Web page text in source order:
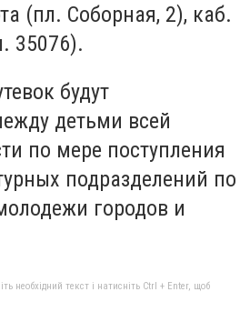
(пл. Соборная, 2), каб.
35076).
будут
детьми всей
по мере поступления
подразделений по
городов и
необхідний текст і натисніть Ctrl + Enter, щоб